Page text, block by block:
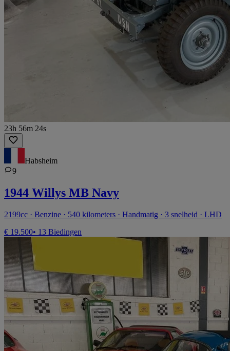
23h 56m 24s
Habsheim
9
1944 Willys MB Navy
2199cc · Benzine · 540 kilometers · Handmatig · 3 snelheid · LHD
€ 19.500• 13 Biedingen